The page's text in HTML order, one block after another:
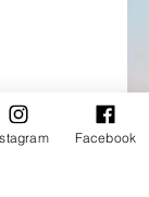
Facebook